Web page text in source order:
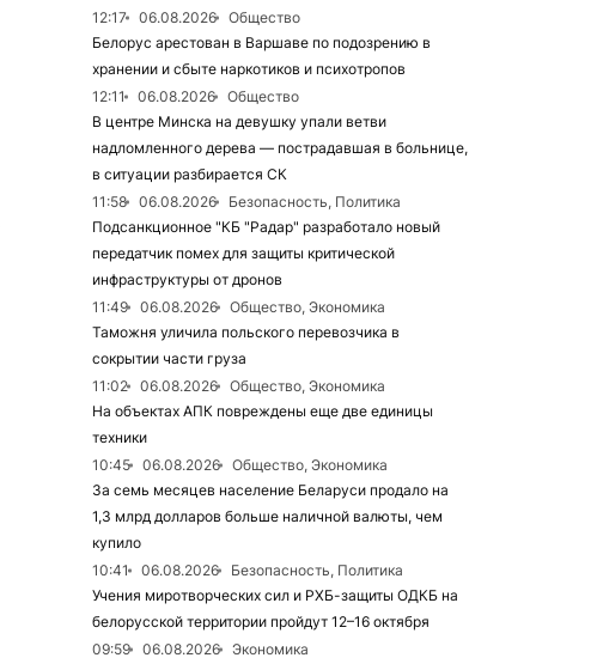
12:17
06.08.2026
Общество
Белорус арестован в Варшаве по подозрению в
хранении и сбыте наркотиков и психотропов
12:11
06.08.2026
Общество
В центре Минска на девушку упали ветви
надломленного дерева — пострадавшая в больнице,
в ситуации разбирается СК
11:58
06.08.2026
Безопасность, Политика
Подсанкционное "КБ "Радар" разработало новый
передатчик помех для защиты критической
инфраструктуры от дронов
11:49
06.08.2026
Общество, Экономика
Таможня уличила польского перевозчика в
сокрытии части груза
11:02
06.08.2026
Общество, Экономика
На объектах АПК повреждены еще две единицы
техники
10:45
06.08.2026
Общество, Экономика
За семь месяцев население Беларуси продало на
1,3 млрд долларов больше наличной валюты, чем
купило
10:41
06.08.2026
Безопасность, Политика
Учения миротворческих сил и РХБ-защиты ОДКБ на
белорусской территории пройдут 12–16 октября
09:59
06.08.2026
Экономика